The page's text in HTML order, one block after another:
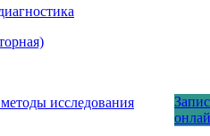
исследования